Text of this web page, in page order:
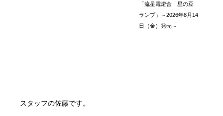
「流星電燈舎 星の豆
ランプ」～2026年8月14
日（金）発売～
スタッフの佐藤です。